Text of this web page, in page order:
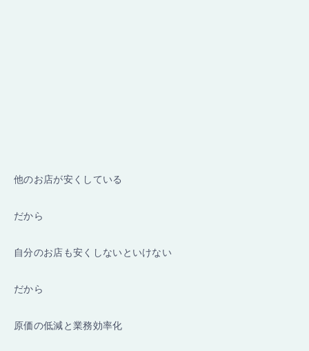
他のお店が安くしている
だから
自分のお店も安くしないといけない
だから
原価の低減と業務効率化